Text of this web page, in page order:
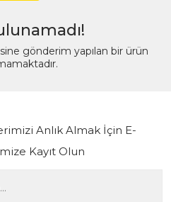
gönderim yapılan bir ürün
Anlık Almak İçin E-
Kayıt Olun